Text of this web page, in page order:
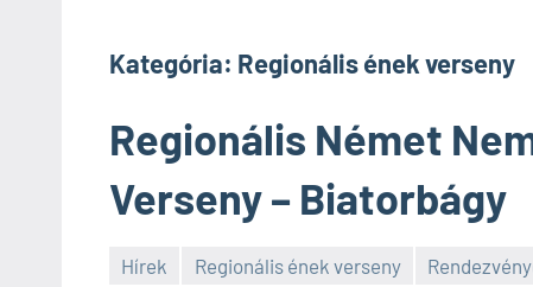
Kategória: Regionális ének verseny
Regionális Német
Verseny – Biatorbágy
Hírek Regionális ének verseny